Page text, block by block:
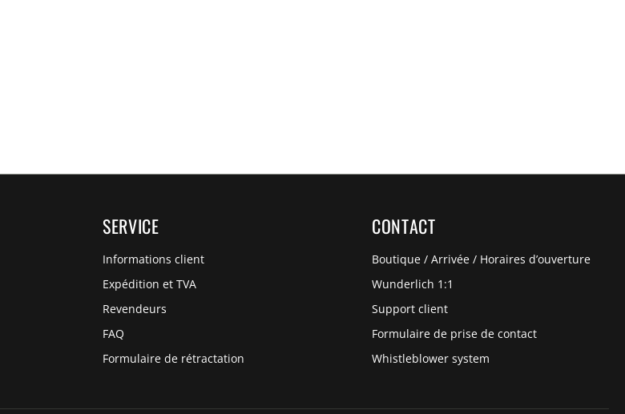
SERVICE
Informations client
Expédition et TVA
Revendeurs
FAQ
Formulaire de rétractation
CONTACT
Boutique / Arrivée / Horaires d’ouverture
Wunderlich 1:1
Support client
Formulaire de prise de contact
Whistleblower system